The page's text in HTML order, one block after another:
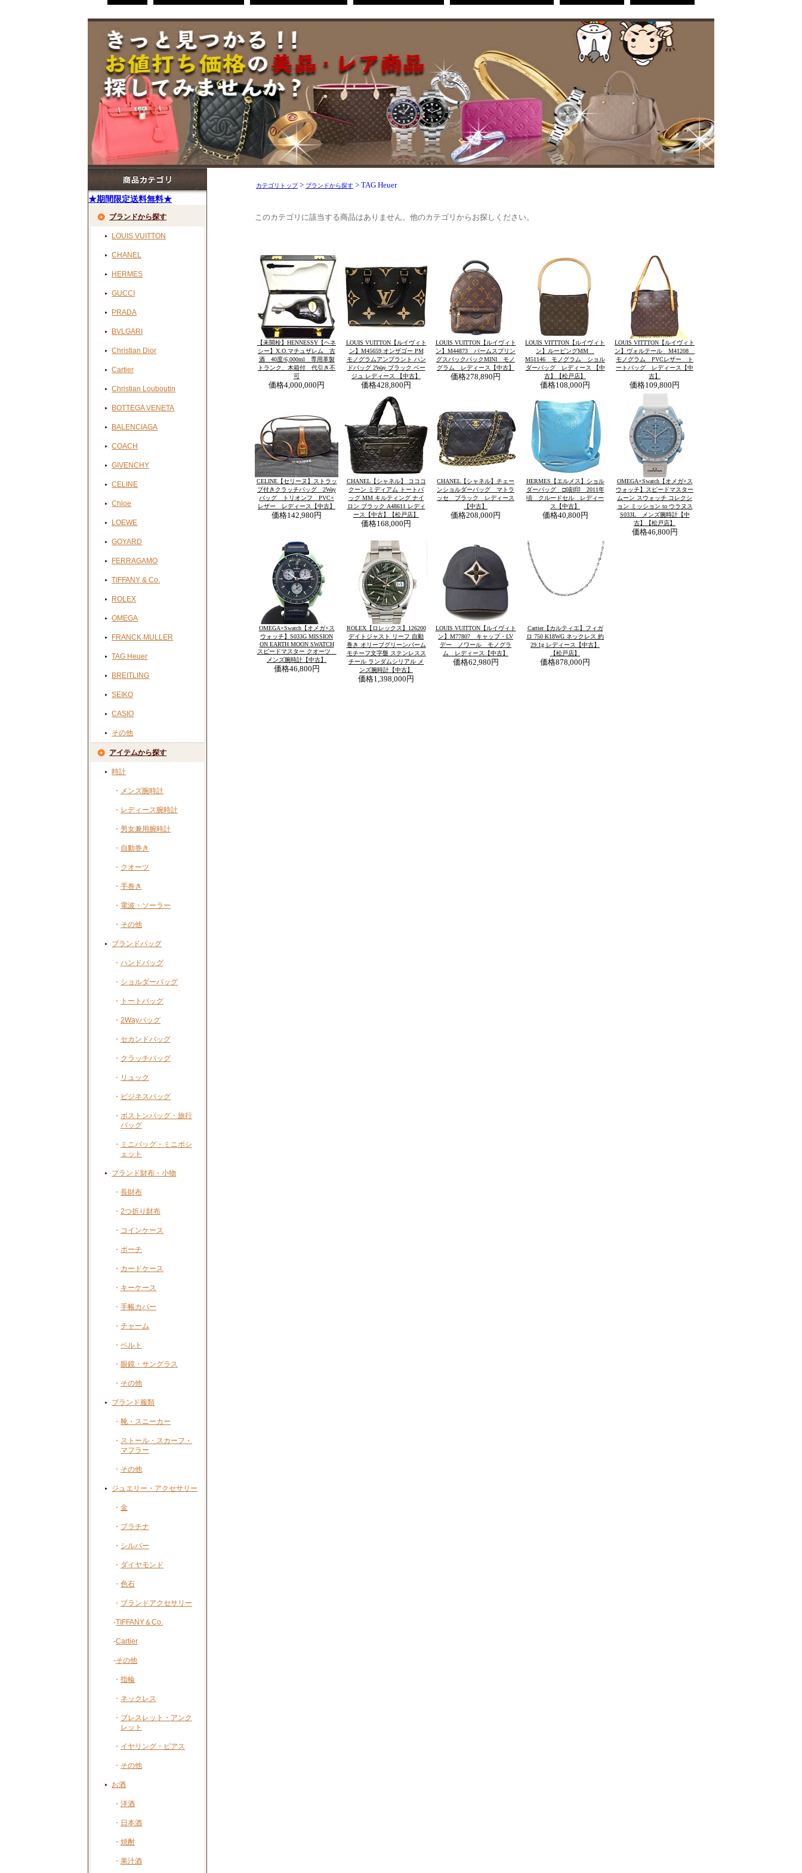
★期間限定送料無料★
ブランドから探す
LOUIS VUITTON
CHANEL
HERMES
GUCCI
PRADA
BVLGARI
Christian Dior
Cartier
Christian Louboutin
BOTTEGA VENETA
BALENCIAGA
COACH
GIVENCHY
CELINE
Chloe
LOEWE
GOYARD
FERRAGAMO
TIFFANY & Co.
ROLEX
OMEGA
FRANCK MULLER
TAG Heuer
BREITLING
SEIKO
CASIO
その他
アイテムから探す
時計
・ メンズ腕時計
・ レディース腕時計
・ 男女兼用腕時計
・ 自動巻き
・ クオーツ
・ 手巻き
・ 電波・ソーラー
・ その他
ブランドバッグ
・ ハンドバッグ
・ ショルダーバッグ
・ トートバッグ
・ 2Wayバッグ
・ セカンドバッグ
・ クラッチバッグ
・ リュック
・ ビジネスバッグ
・ ボストンバッグ・旅行
バッグ
・ ミニバッグ・ミニポシ
ェット
ブランド財布・小物
・ 長財布
・ 2つ折り財布
・ コインケース
・ ポーチ
・ カードケース
・ キーケース
・ 手帳カバー
・ チャーム
・ ベルト
・ 眼鏡・サングラス
・ その他
ブランド服類
・ 靴・スニーカー
・ ストール・スカーフ・
マフラー
・ その他
ジュエリー・アクセサリー
・ 金
・ プラチナ
・ シルバー
・ ダイヤモンド
・ 色石
・ ブランドアクセサリー
-TIFFANY＆Co.
-Cartier
-その他
・ 指輪
・ ネックレス
・ ブレスレット・アンク
レット
・ イヤリング・ピアス
・ その他
お酒
・ 洋酒
・ 日本酒
・ 焼酎
・ 果汁酒
カテゴリトップ> ブランドから探す > TAG Heuer
このカテゴリに該当する商品はありません。他のカテゴリからお探しください。
【未開栓】HENNESSY【ヘネ
シー】X.O.マチュザレム 古
酒 40度/6,000ml 専用革製
トランク、木箱付 代引き不
可
価格4,000,000円
LOUIS VUITTON【ルイヴィト
ン】M45659 オンザゴー PM
モノグラムアンプラント ハン
ドバッグ 2Way ブラック ベー
ジュ レディース 【中古】
価格428,800円
LOUIS VUITTON【ルイヴィト
ン】M44873 パームスプリン
グスバックパックMINI モノ
グラム レディース【中古】
価格278,890円
LOUIS VITTTON【ルイヴィト
ン】ルーピングMM
M51146 モノグラム ショル
ダーバッグ レディース 【中
古】【松戸店】
価格108,000円
LOUIS VITTTON【ルイヴィト
ン】ヴォルテール M41208
モノグラム PVCレザー ト
ートバッグ レディース【中
古】
価格109,800円
CELINE【セリーヌ】ストラッ
プ付きクラッチバッグ 2Way
バッグ トリオンフ PVC×
レザー レディース【中古】
価格142,980円
CHANEL【シャネル】 コココ
クーン ミディアム トートバ
ッグ MM キルティング ナイ
ロン ブラック A48611 レディ
ース【中古】【松戸店】
価格168,000円
CHANEL【シャネル】チェー
ンショルダーバッグ マトラ
ッセ ブラック レディース
【中古】
価格208,000円
HERMES【エルメス】ショル
ダーバッグ □0刻印 2011年
頃 クルードセル レディー
ス【中古】
価格40,800円
OMEGA×Swatch【オメガ×ス
ウォッチ】スピードマスター
ムーン スウォッチ コレクシ
ョン ミッション to ウラヌス
S033L メンズ腕時計【中
古】【松戸店】
価格46,800円
OMEGA×Swatch【オメガ×ス
ウォッチ】S033G MISSION
ON EARTH MOON SWATCH
スピードマスター クオーツ
メンズ腕時計【中古】
価格46,800円
ROLEX【ロレックス】126200
デイトジャスト リーフ 自動
巻き オリーブグリーンパーム
モチーフ文字盤 ステンレスス
チール ランダムシリアル メ
ンズ腕時計【中古】
価格1,398,000円
LOUIS VUITTON【ルイヴィト
ン】M77807 キャップ・LV
デー ノワール モノグラ
ム レディース【中古】
価格62,980円
Cartier【カルティエ】フィガ
ロ 750 K18WG ネックレス 約
29.1g レディース【中古】
【松戸店】
価格878,000円